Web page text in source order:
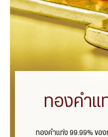
ทองคำแ
ทองคำแท่ง 99.99% ขอ